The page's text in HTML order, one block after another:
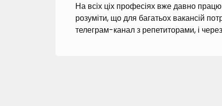
На всіх ціх професіях вже давно
розуміти, що для багатьох вакансій
телеграм-канал з репетиторами, і